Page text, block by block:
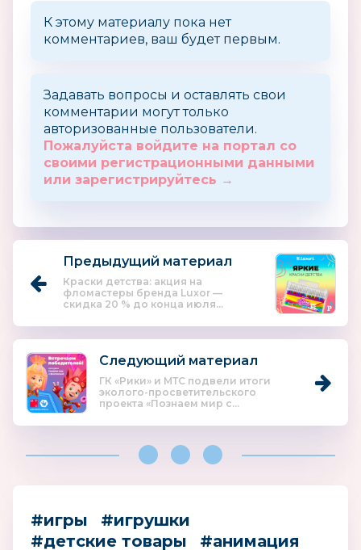
К этому материалу пока нет
комментариев, ваш будет первым.
Задавать вопросы и оставлять свои
комментарии могут только
авторизованные пользователи.
Пожалуйста войдите на портал со
своими регистрационными данными
или зарегистрируйтесь →
Предыдущий материал
Краски детства: акция на
фломастеры бренда Luxor —
скидка 20 % до конца июля...
Следующий материал
ГК «Рики» и МТС подвели итоги
эколого-просветительского
проекта «Познаем мир с...
#игры
#игрушки
#детские товары
#анимация